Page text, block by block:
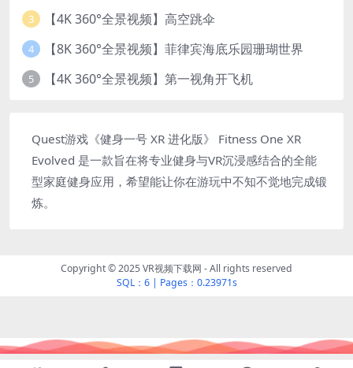
3 【4K 360°全景视频】高空跳伞
4 【8K 360°全景视频】菲律宾海底乐园珊瑚世界
5 【4K 360°全景视频】第一视角开飞机
Quest游戏《健身一号 XR 进化版》 Fitness One XR
Evolved 是一款旨在将专业健身与VR沉浸感结合的全能
型家庭健身应用，希望能让你在游玩中不知不觉地完成锻
炼。
Copyright © 2025 VR视频下载网 - All rights reserved
SQL：6| Pages：0.23971s